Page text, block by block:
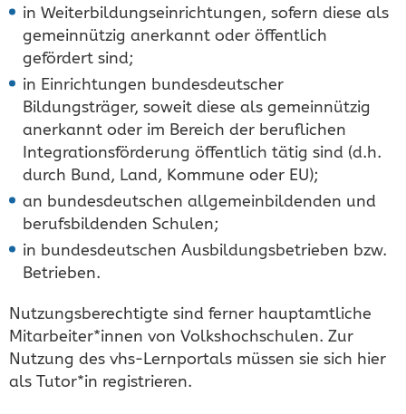
in Weiterbildungseinrichtungen, sofern diese als
gemeinnützig anerkannt oder öffentlich
gefördert sind;
in Einrichtungen bundesdeutscher
Bildungsträger, soweit diese als gemeinnützig
anerkannt oder im Bereich der beruflichen
Integrationsförderung öffentlich tätig sind (d.h.
durch Bund, Land, Kommune oder EU);
an bundesdeutschen allgemeinbildenden und
berufsbildenden Schulen;
in bundesdeutschen Ausbildungsbetrieben bzw.
Betrieben.
Nutzungsberechtigte sind ferner hauptamtliche
Mitarbeiter*innen von Volkshochschulen. Zur
Nutzung des vhs-Lernportals müssen sie sich hier
als Tutor*in registrieren.